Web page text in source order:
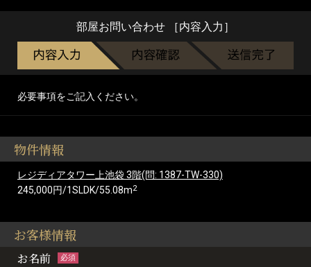
部屋お問い合わせ ［内容入力］
必要事項をご記入ください。
物件情報
レジディアタワー上池袋 3階(問: 1387-TW-330)
245,000円/1SLDK/55.08m2
お客様情報
お名前 必須